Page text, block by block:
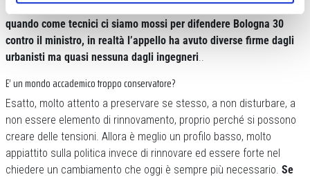
un serio dibattito a livello accademico, c’è timidezza.Ad esempio,
quando come tecnici ci siamo mossi per difendere Bologna 30
contro il ministro, in realtà l’appello ha avuto diverse firme dagli
urbanisti ma quasi nessuna dagli ingegneri..
E’ un mondo accademico troppo conservatore?
Esatto, molto attento a preservare se stesso, a non disturbare, a
non essere elemento di rinnovamento, proprio perché si possono
creare delle tensioni. Allora è meglio un profilo basso, molto
appiattito sulla politica invece di rinnovare ed essere forte nel
chiedere un cambiamento che oggi è sempre più necessario. Se